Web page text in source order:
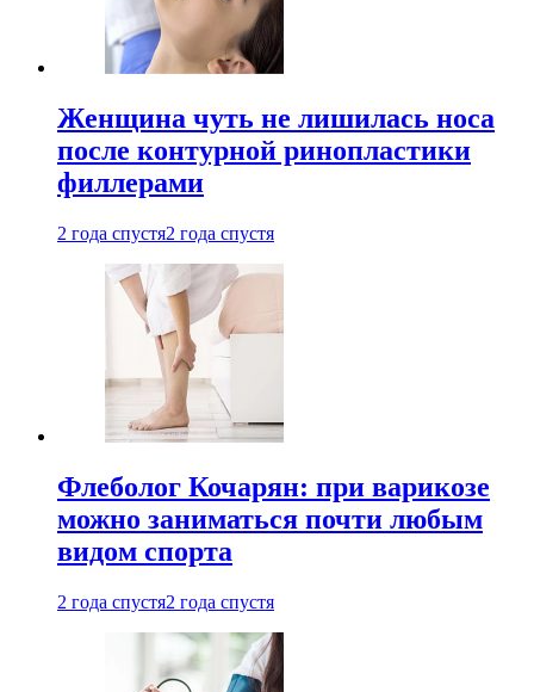
Женщина чуть не лишилась носа
после контурной ринопластики
филлерами
2 года спустя2 года спустя
Флеболог Кочарян: при варикозе
можно заниматься почти любым
видом спорта
2 года спустя2 года спустя